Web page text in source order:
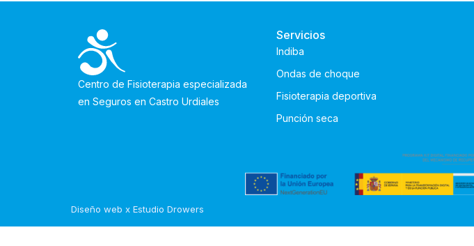
Centro de Fisioterapia especializada
en Seguros en Castro Urdiales
Servicios
Indiba
Ondas de choque
Fisioterapia deportiva
Punción seca
Diseño web x Estudio Drowers